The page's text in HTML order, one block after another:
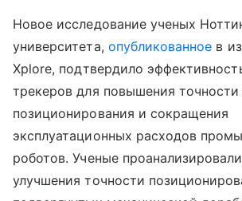
Новое исследование ученых
университета, опубликованное в
Xplore, подтвердило
трекеров для повышения точности
позиционирования и сокращения
эксплуатационных расходов
роботов. Ученые
улучшения точности